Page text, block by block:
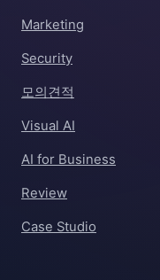
Marketing
Security
모의견적
Visual AI
AI for Business
Review
Case Studio